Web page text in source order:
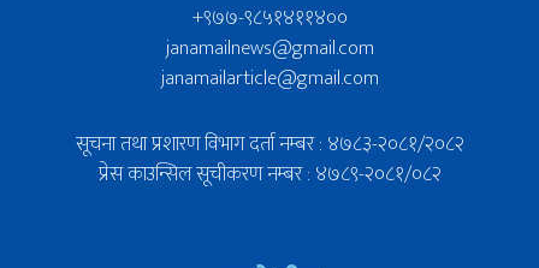
+९७७-९८५१४११४००
janamailnews@gmail.com
janamailarticle@gmail.com
सूचना तथा प्रशारण विभाग दर्ता नम्बर : ४७८३-२०८१/२०८२
प्रेस काउन्सिल सूचीकरण नम्बर : ४७८९-२०८१/०८२